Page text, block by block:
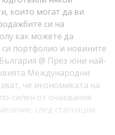
които могат да ви
си на
как можете да
портфолио и новините
@ През юни най-
Международни
че икономиката на
силен от очаквания
след стагнация